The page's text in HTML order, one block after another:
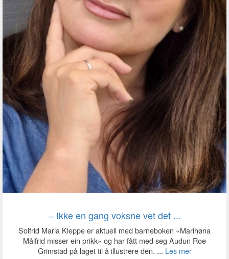
‒ Ikke en gang voksne vet det ...
Solfrid Maria Kleppe er aktuell med barneboken «Marihøna
Målfrid misser ein prikk» og har fått med seg Audun Roe
Grimstad på laget til å illustrere den. ... Les mer